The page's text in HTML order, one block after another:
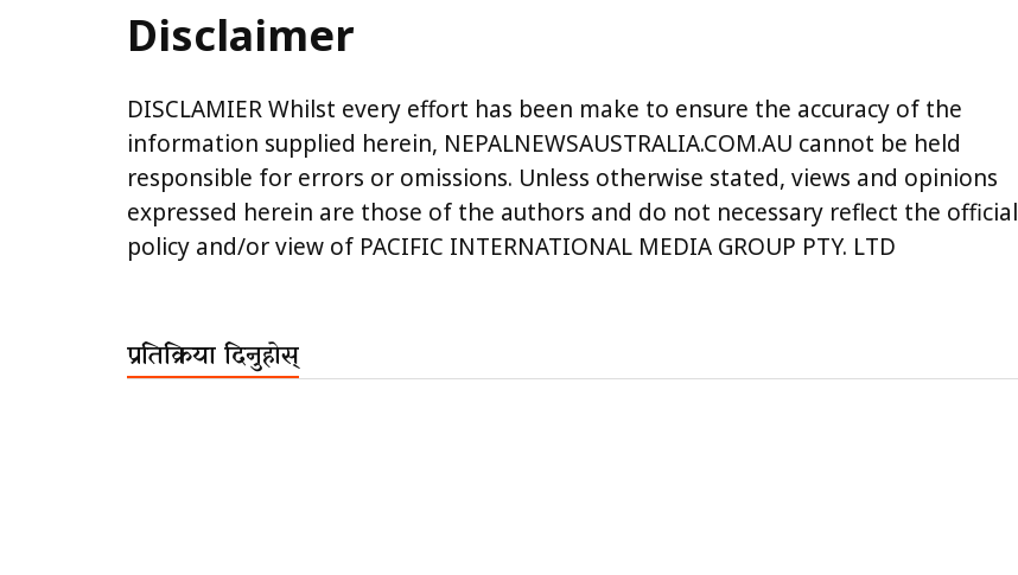
Disclaimer
DISCLAMIER Whilst every effort has been make to ensure the accuracy of the
information supplied herein, NEPALNEWSAUSTRALIA.COM.AU cannot be held
responsible for errors or omissions. Unless otherwise stated, views and opinions
expressed herein are those of the authors and do not necessary reflect the official
policy and/or view of PACIFIC INTERNATIONAL MEDIA GROUP PTY. LTD
प्रतिक्रिया दिनुहोस्